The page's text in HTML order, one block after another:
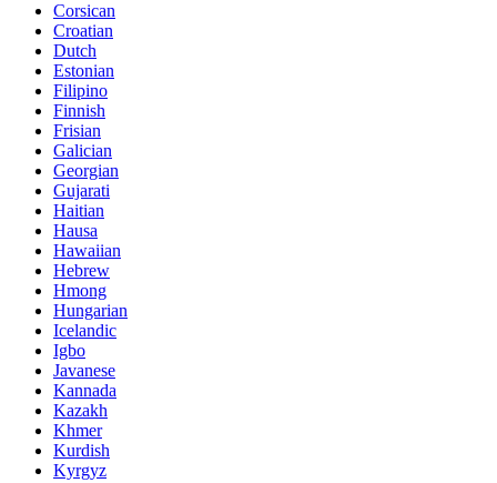
Corsican
Croatian
Dutch
Estonian
Filipino
Finnish
Frisian
Galician
Georgian
Gujarati
Haitian
Hausa
Hawaiian
Hebrew
Hmong
Hungarian
Icelandic
Igbo
Javanese
Kannada
Kazakh
Khmer
Kurdish
Kyrgyz